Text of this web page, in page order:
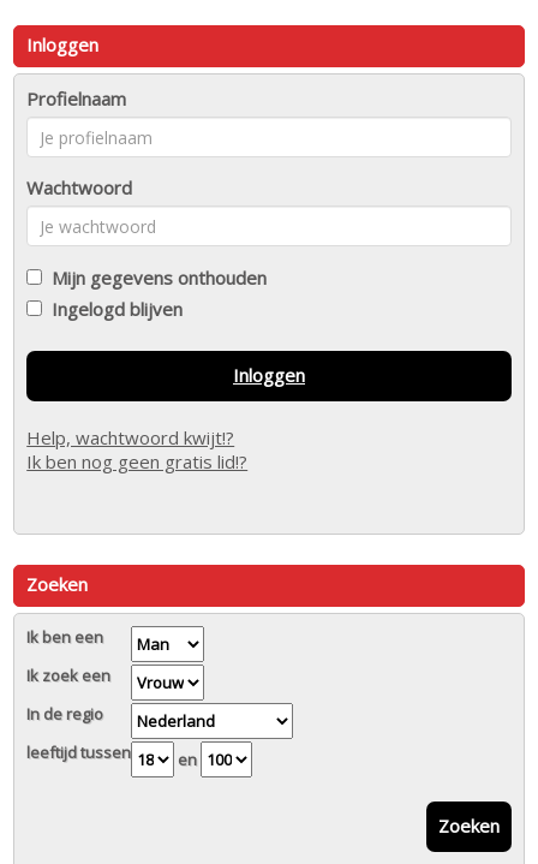
Inloggen
Profielnaam
Wachtwoord
Mijn gegevens onthouden
Ingelogd blijven
Inloggen
Help, wachtwoord kwijt!?
Ik ben nog geen gratis lid!?
Zoeken
Ik ben een
Ik zoek een
In de regio
leeftijd tussen
en
Zoeken